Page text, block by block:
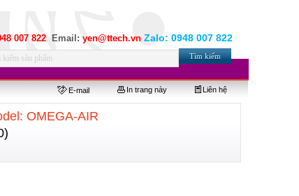
007 822 Email: yen@ttech.vn Zalo: 0948 007 822
E-mail In trang này Liên hệ
OMEGA-AIR